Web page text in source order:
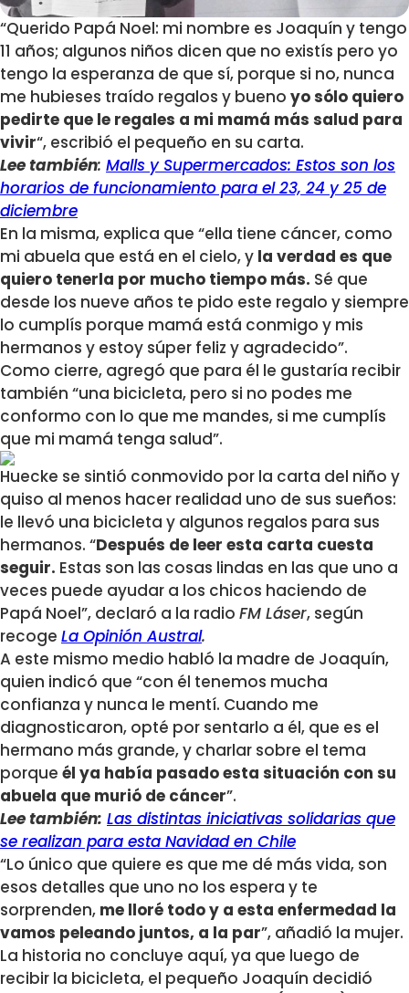
“Querido Papá Noel: mi nombre es Joaquín y tengo
11 años; algunos niños dicen que no existís pero yo
tengo la esperanza de que sí, porque si no, nunca
me hubieses traído regalos y bueno yo sólo quiero
pedirte que le regales a mi mamá más salud para
vivir“, escribió el pequeño en su carta.
Lee también: Malls y Supermercados: Estos son los
horarios de funcionamiento para el 23, 24 y 25 de
diciembre
En la misma, explica que “ella tiene cáncer, como
mi abuela que está en el cielo, y la verdad es que
quiero tenerla por mucho tiempo más. Sé que
desde los nueve años te pido este regalo y siempre
lo cumplís porque mamá está conmigo y mis
hermanos y estoy súper feliz y agradecido”.
Como cierre, agregó que para él le gustaría recibir
también “una bicicleta, pero si no podes me
conformo con lo que me mandes, si me cumplís
que mi mamá tenga salud”.
Huecke se sintió conmovido por la carta del niño y
quiso al menos hacer realidad uno de sus sueños:
le llevó una bicicleta y algunos regalos para sus
hermanos. “Después de leer esta carta cuesta
seguir. Estas son las cosas lindas en las que uno a
veces puede ayudar a los chicos haciendo de
Papá Noel”, declaró a la radio FM Láser, según
recoge La Opinión Austral.
A este mismo medio habló la madre de Joaquín,
quien indicó que “con él tenemos mucha
confianza y nunca le mentí. Cuando me
diagnosticaron, opté por sentarlo a él, que es el
hermano más grande, y charlar sobre el tema
porque él ya había pasado esta situación con su
abuela que murió de cáncer”.
Lee también: Las distintas iniciativas solidarias que
se realizan para esta Navidad en Chile
“Lo único que quiere es que me dé más vida, son
esos detalles que uno no los espera y te
sorprenden, me lloré todo y a esta enfermedad la
vamos peleando juntos, a la par”, añadió la mujer.
La historia no concluye aquí, ya que luego de
recibir la bicicleta, el pequeño Joaquín decidió